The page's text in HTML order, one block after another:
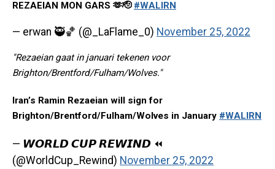
REZAEIAN MON GARS 🫶🫡 #WALIRN
— erwan 🥷🏀 (@_LaFlame_0) November 25, 2022
"Rezaeian gaat in januari tekenen voor
Brighton/Brentford/Fulham/Wolves."
Iran’s Ramin Rezaeian will sign for
Brighton/Brentford/Fulham/Wolves in January #WALIRN
— 𝙒𝙊𝙍𝙇𝘿 𝘾𝙐𝙋 𝙍𝙀𝙒𝙄𝙉𝘿 ⏪
(@WorldCup_Rewind) November 25, 2022